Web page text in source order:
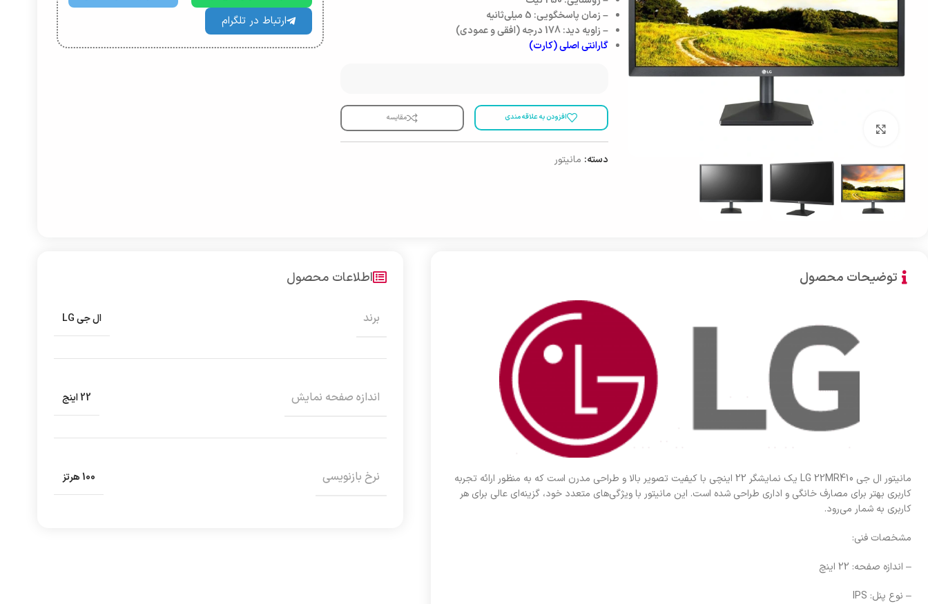
بزرگنمایی تصویر
– زمان پاسخگویی: 5 میلی‌ثانیه
– زاویه دید: 178 درجه (افقی و عمودی)
گارانتی اصلی (کارت)
افزودن به علاقه مندی مقایسه
دسته: مانیتور
ارتباط در تلگرام
توضیحات محصول
مانیتور ال جی LG 22MR410 یک نمایشگر 22 اینچی با کیفیت تصویر بالا و طراحی مدرن است که به منظور ارائه تجربه
کاربری بهتر برای مصارف خانگی و اداری طراحی شده است. این مانیتور با ویژگی‌های متعدد خود، گزینه‌ای عالی برای هر
کاربری به شمار می‌رود.
مشخصات فنی:
– اندازه صفحه: 22 اینچ
– نوع پنل: IPS
اطلاعات محصول
برند ال جی LG
اندازه صفحه نمایش 22 اینج
نرخ بازنویسی 100 هرتز